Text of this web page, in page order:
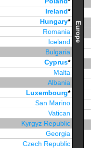
Europe
*
Ireland
*
Hungary
Romania
Iceland
Bulgaria
*
Cyprus
Malta
Albania
*
Luxembourg
San Marino
Vatican
Kyrgyz Republic
Georgia
Czech Republic